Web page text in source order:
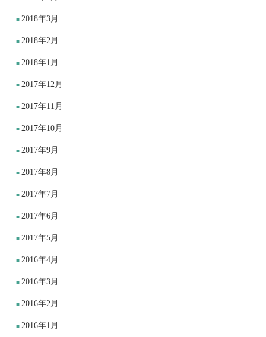
2018年3月
2018年2月
2018年1月
2017年12月
2017年11月
2017年10月
2017年9月
2017年8月
2017年7月
2017年6月
2017年5月
2016年4月
2016年3月
2016年2月
2016年1月